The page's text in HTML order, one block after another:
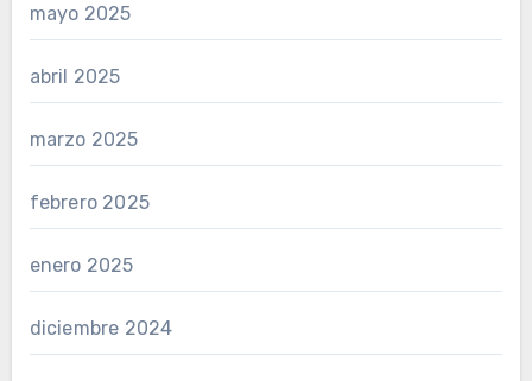
mayo 2025
abril 2025
marzo 2025
febrero 2025
enero 2025
diciembre 2024